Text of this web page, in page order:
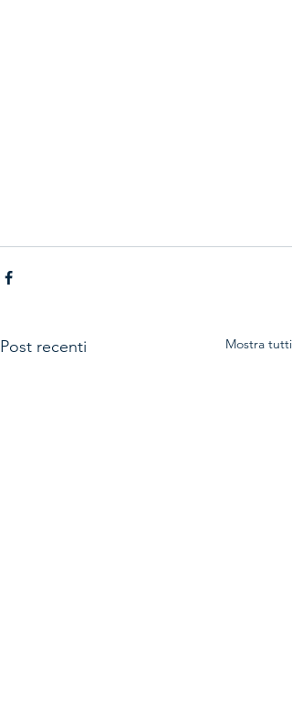
Post recenti Mostra tutti